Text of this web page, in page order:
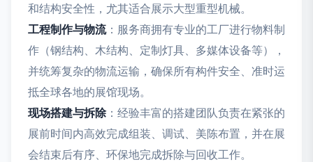
和结构安全性，尤其适合展示大型重型机械。
工程制作与物流：服务商拥有专业的工厂进行物料制
作（钢结构、木结构、定制灯具、多媒体设备等），
并统筹复杂的物流运输，确保所有构件安全、准时运
抵全球各地的展馆现场。
现场搭建与拆除：经验丰富的搭建团队负责在紧张的
展前时间内高效完成组装、调试、美陈布置，并在展
会结束后有序、环保地完成拆除与回收工作。